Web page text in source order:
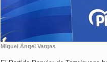
Miguel Ángel Vargas